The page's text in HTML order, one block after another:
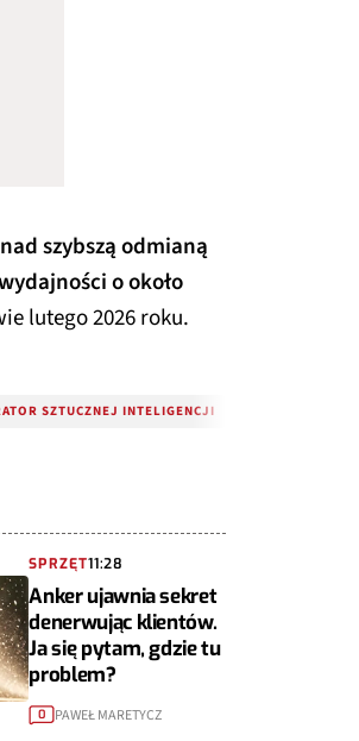
szybszą odmianą
o około
lutego 2026 roku.
SZTUCZNEJ INTELIGENCJI
SPRZĘT11:28
Anker ujawnia sekret
denerwując klientów.
Ja się pytam, gdzie tu
problem?
0 PAWEŁ MARETYCZ